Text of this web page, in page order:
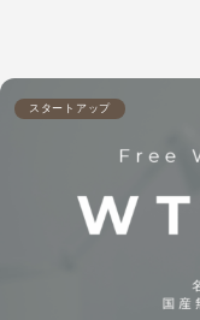
スタートアップ